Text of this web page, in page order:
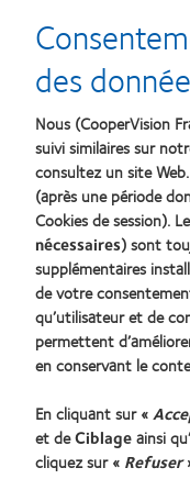
Nos produits
Trouver un
Lentilles de
des
Nous (CooperVision
suivi similaires sur
consultez un site
(après une période
Cookies de session).
nécessaires) sont
supplémentaires
de votre
qu’utilisateur et de
permettent
en conservant le
En cliquant sur «
et deCiblageainsi
cliquez sur « Refuser